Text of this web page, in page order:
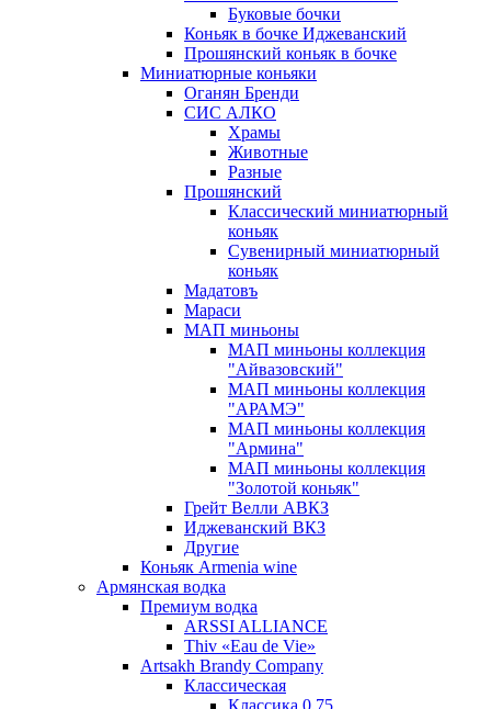
Буковые бочки
Коньяк в бочке Иджеванский
Прошянский коньяк в бочке
Миниатюрные коньяки
Оганян Бренди
СИС АЛКО
Храмы
Животные
Разные
Прошянский
Классический миниатюрный
коньяк
Сувенирный миниатюрный
коньяк
Мадатовъ
Мараси
МАП миньоны
МАП миньоны коллекция
"Айвазовский"
МАП миньоны коллекция
"АРАМЭ"
МАП миньоны коллекция
"Армина"
МАП миньоны коллекция
"Золотой коньяк"
Грейт Велли АВКЗ
Иджеванский ВКЗ
Другие
Коньяк Armenia wine
Армянская водка
Премиум водка
ARSSI ALLIANCE
Thiv «Eau de Vie»
Artsakh Brandy Company
Классическая
Классика 0,75